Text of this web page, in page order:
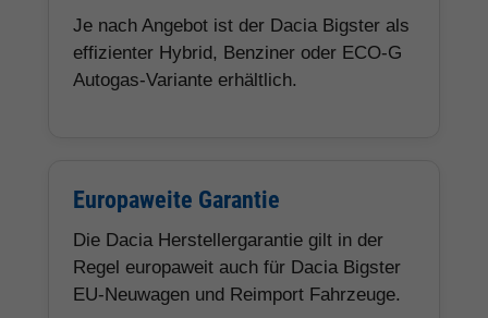
Je nach Angebot ist der Dacia Bigster als
effizienter Hybrid, Benziner oder ECO-G
Autogas-Variante erhältlich.
Europaweite Garantie
Die Dacia Herstellergarantie gilt in der
Regel europaweit auch für Dacia Bigster
EU-Neuwagen und Reimport Fahrzeuge.